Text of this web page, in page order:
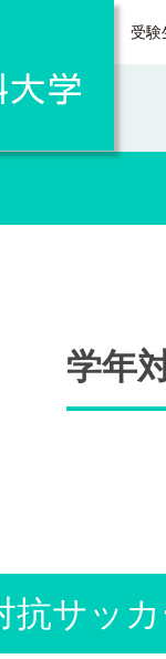
受験
学年
抗サッ